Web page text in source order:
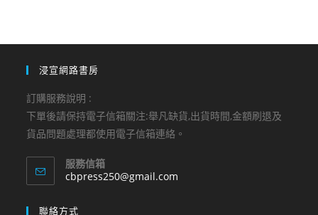
浸宣網路書房
訂購服務說明 :
下單後請保持電子信箱關注:舉凡缺貨,出貨時間,金額刷退及
貨品問題處理都使用電子信箱連絡。
服務信箱
cbpress250@gmail.com
聯絡方式